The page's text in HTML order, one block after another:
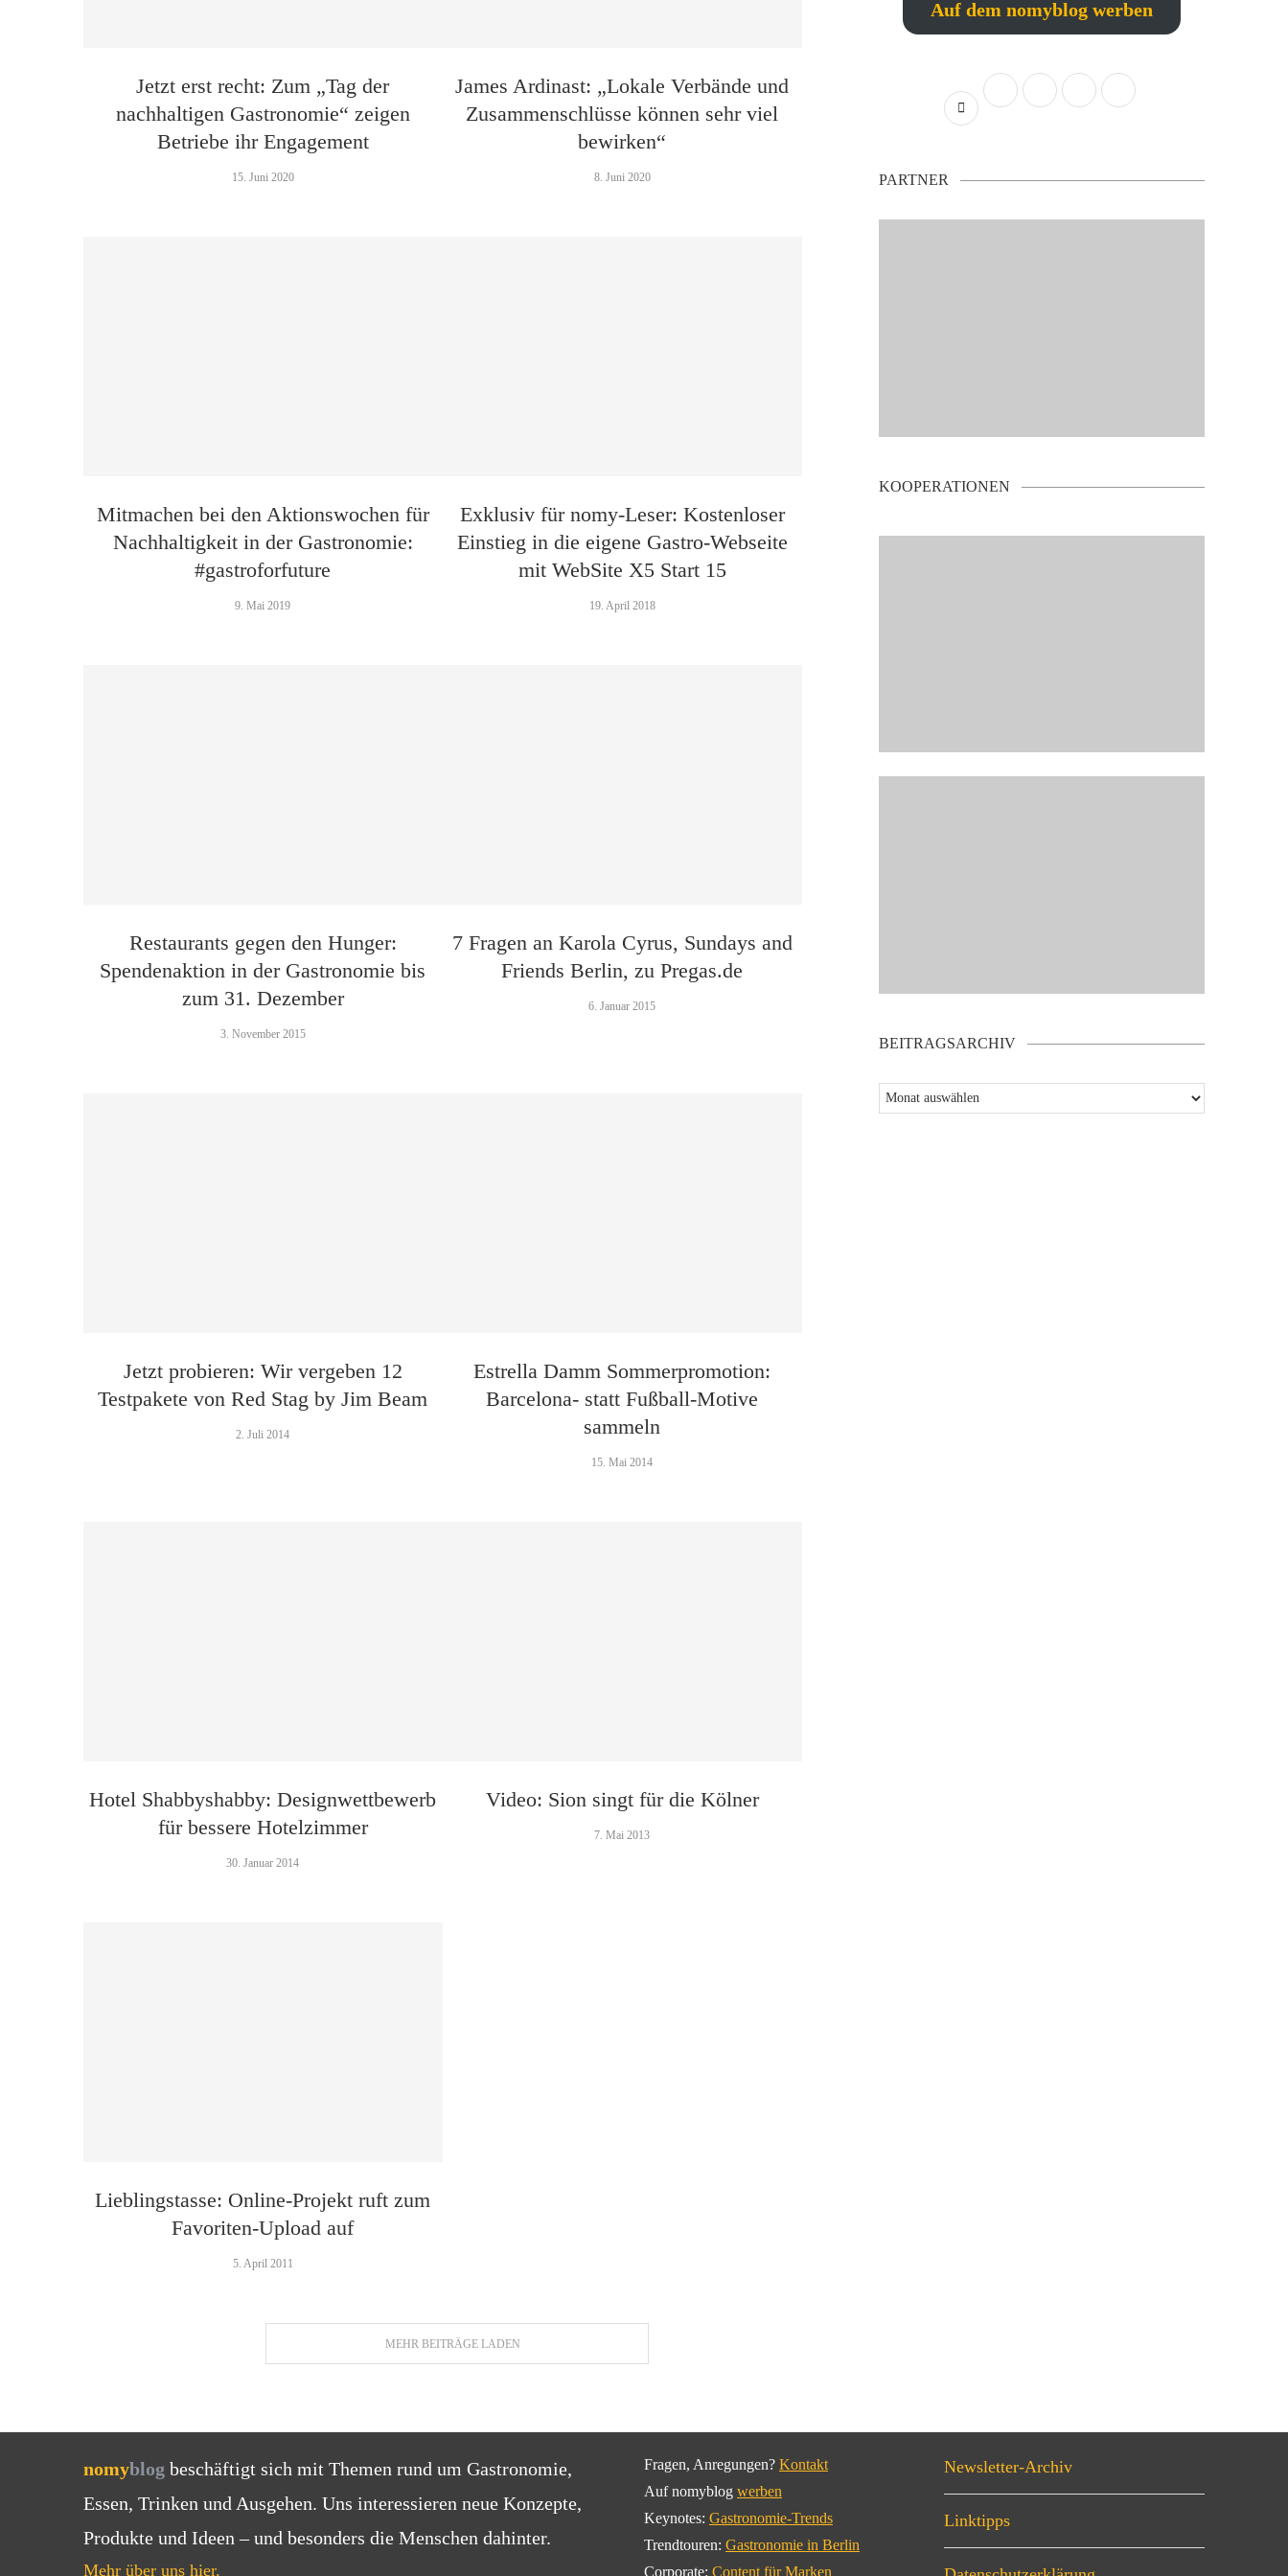
Jetzt erst recht: Zum „Tag der
nachhaltigen Gastronomie“ zeigen
Betriebe ihr Engagement
15. Juni 2020
James Ardinast: „Lokale Verbände und
Zusammen­schlüsse können sehr viel
bewirken“
8. Juni 2020
Mitmachen bei den Aktionswochen für
Nachhaltigkeit in der Gastronomie:
#gastroforfuture
9. Mai 2019
Exklusiv für nomy-Leser: Kostenloser
Einstieg in die eigene Gastro-Webseite
mit WebSite X5 Start 15
19. April 2018
Restaurants gegen den Hunger:
Spendenaktion in der Gastronomie bis
zum 31. Dezember
3. November 2015
7 Fragen an Karola Cyrus, Sundays and
Friends Berlin, zu Pregas.de
6. Januar 2015
Jetzt probieren: Wir vergeben 12
Testpakete von Red Stag by Jim Beam
2. Juli 2014
Estrella Damm Sommerpromotion:
Barcelona- statt Fußball-Motive
sammeln
15. Mai 2014
Hotel Shabbyshabby: Designwettbewerb
für bessere Hotelzimmer
30. Januar 2014
Video: Sion singt für die Kölner
7. Mai 2013
Lieblingstasse: Online-Projekt ruft zum
Favoriten-Upload auf
5. April 2011
MEHR BEITRÄGE LADEN
Auf dem nomyblog werben
PARTNER
KOOPERATIONEN
BEITRAGSARCHIV
nomyblog beschäftigt sich mit Themen rund um Gastronomie,
Essen, Trinken und Ausgehen. Uns interessieren neue Konzepte,
Produkte und Ideen – und besonders die Menschen dahinter.
Mehr über uns hier.
Fragen, Anregungen? Kontakt
Auf nomyblog werben
Keynotes: Gastronomie-Trends
Trendtouren: Gastronomie in Berlin
Corporate: Content für Marken
Newsletter-Archiv
Linktipps